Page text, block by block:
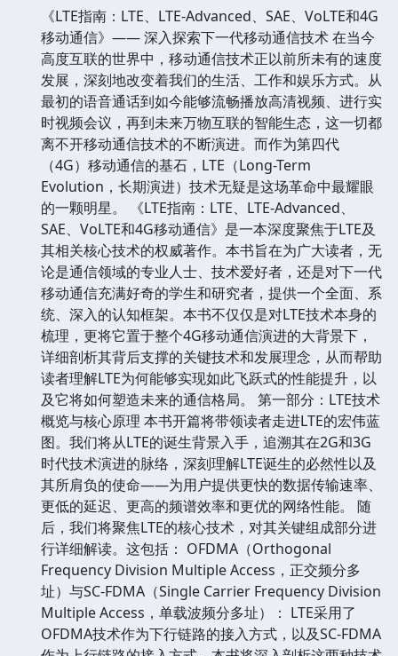
《LTE指南：LTE、LTE-Advanced、SAE、VoLTE和4G
移动通信》—— 深入探索下一代移动通信技术 在当今
高度互联的世界中，移动通信技术正以前所未有的速度
发展，深刻地改变着我们的生活、工作和娱乐方式。从
最初的语音通话到如今能够流畅播放高清视频、进行实
时视频会议，再到未来万物互联的智能生态，这一切都
离不开移动通信技术的不断演进。而作为第四代
（4G）移动通信的基石，LTE（Long-Term
Evolution，长期演进）技术无疑是这场革命中最耀眼
的一颗明星。 《LTE指南：LTE、LTE-Advanced、
SAE、VoLTE和4G移动通信》是一本深度聚焦于LTE及
其相关核心技术的权威著作。本书旨在为广大读者，无
论是通信领域的专业人士、技术爱好者，还是对下一代
移动通信充满好奇的学生和研究者，提供一个全面、系
统、深入的认知框架。本书不仅仅是对LTE技术本身的
梳理，更将它置于整个4G移动通信演进的大背景下，
详细剖析其背后支撑的关键技术和发展理念，从而帮助
读者理解LTE为何能够实现如此飞跃式的性能提升，以
及它将如何塑造未来的通信格局。 第一部分：LTE技术
概览与核心原理 本书开篇将带领读者走进LTE的宏伟蓝
图。我们将从LTE的诞生背景入手，追溯其在2G和3G
时代技术演进的脉络，深刻理解LTE诞生的必然性以及
其所肩负的使命——为用户提供更快的数据传输速率、
更低的延迟、更高的频谱效率和更优的网络性能。 随
后，我们将聚焦LTE的核心技术，对其关键组成部分进
行详细解读。这包括： OFDMA（Orthogonal
Frequency Division Multiple Access，正交频分多
址）与SC-FDMA（Single Carrier Frequency Division
Multiple Access，单载波频分多址）： LTE采用了
OFDMA技术作为下行链路的接入方式，以及SC-FDMA